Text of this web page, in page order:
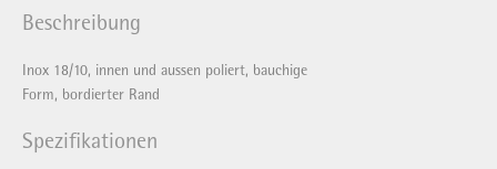
Beschreibung
Inox 18/10, innen und aussen poliert, bauchige
Form, bordierter Rand
Spezifikationen